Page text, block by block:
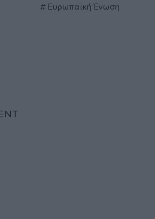
Ευρωπαϊκή Ένωση